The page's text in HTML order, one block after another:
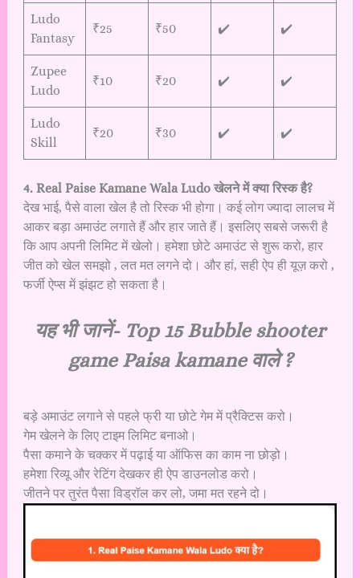
Ludo
Fantasy
₹25 ₹50 ✔️ ✔️
Zupee
Ludo
₹10 ₹20 ✔️ ✔️
Ludo
Skill
₹20 ₹30 ✔️ ✔️
4. Real Paise Kamane Wala Ludo खेलने में क्या रिस्क है?
देख भाई, पैसे वाला खेल है तो रिस्क भी होगा। कई लोग ज्यादा लालच में
आकर बड़ा अमाउंट लगाते हैं और हार जाते हैं। इसलिए सबसे जरूरी है
कि आप अपनी लिमिट में खेलो। हमेशा छोटे अमाउंट से शुरू करो, हार
जीत को खेल समझो , लत मत लगने दो। और हां, सही ऐप ही यूज़ करो ,
फर्जी ऐप्स में झंझट हो सकता है।
यह भी जानें-Top 15 Bubble shooter
game Paisa kamane वाले ?
बड़े अमाउंट लगाने से पहले फ्री या छोटे गेम में प्रैक्टिस करो।
गेम खेलने के लिए टाइम लिमिट बनाओ।
पैसा कमाने के चक्कर में पढ़ाई या ऑफिस का काम ना छोड़ो।
हमेशा रिव्यू और रेटिंग देखकर ही ऐप डाउनलोड करो।
जीतने पर तुरंत पैसा विड्रॉल कर लो, जमा मत रहने दो।